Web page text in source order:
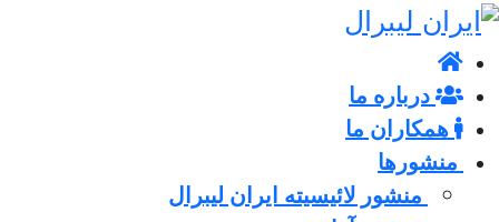
درباره ما
همکاران ما
منشورها
منشور لائیسیته ایران لیبرال